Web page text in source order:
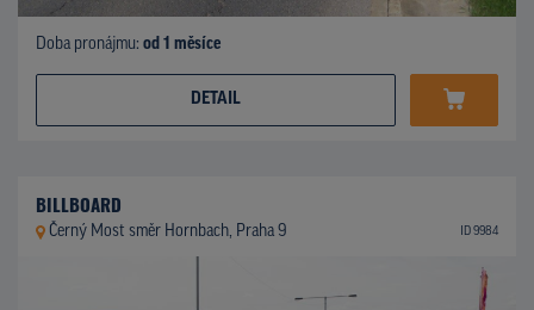
Doba pronájmu: od 1 měsíce
DETAIL
BILLBOARD
Černý Most směr Hornbach, Praha 9 ID 9984